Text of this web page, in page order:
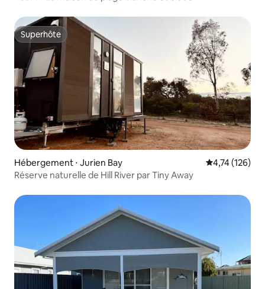
Superhôte
Superhôte
Hébergement ⋅ Jurien Bay Évaluation
4,74 (126)
Réserve naturelle de Hill River par Tiny Away